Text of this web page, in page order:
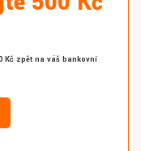
Kč zpět na váš bankovní